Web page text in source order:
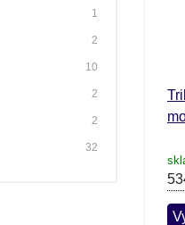
1
2
10
2
2
32